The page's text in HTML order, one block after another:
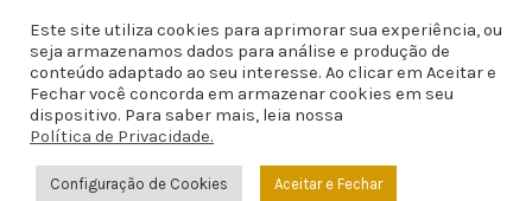
Este site utiliza cookies para aprimorar sua experiência, ou
seja armazenamos dados para análise e produção de
conteúdo adaptado ao seu interesse. Ao clicar em Aceitar e
Fechar você concorda em armazenar cookies em seu
dispositivo. Para saber mais, leia nossa
Política de Privacidade.
Configuração de Cookies Aceitar e Fechar